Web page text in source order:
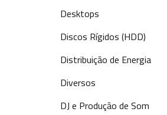
Desktops
Discos Rígidos (HDD)
Distribuição de Energia
Diversos
DJ e Produção de Som